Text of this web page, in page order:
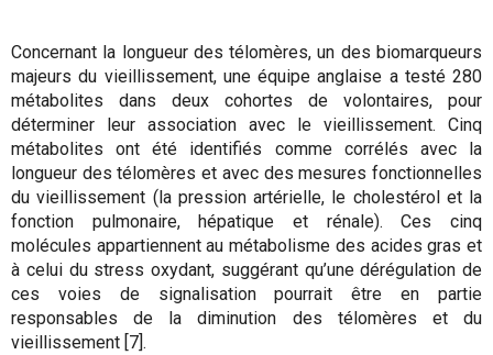
Concernant la longueur des télomères, un des biomarqueurs
majeurs du vieillissement, une équipe anglaise a testé 280
métabolites dans deux cohortes de volontaires, pour
déterminer leur association avec le vieillissement. Cinq
métabolites ont été identifiés comme corrélés avec la
longueur des télomères et avec des mesures fonctionnelles
du vieillissement (la pression artérielle, le cholestérol et la
fonction pulmonaire, hépatique et rénale). Ces cinq
molécules appartiennent au métabolisme des acides gras et
à celui du stress oxydant, suggérant qu’une dérégulation de
ces voies de signalisation pourrait être en partie
responsables de la diminution des télomères et du
vieillissement [7].